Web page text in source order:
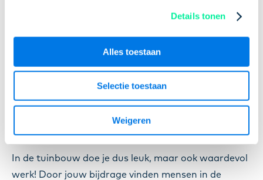
Details tonen
Alles toestaan
Selectie toestaan
Weigeren
voor het milieu. Gelukkig hechten de meeste kwekers
Werken in de
tuinbouw
In de tuinbouw doe je dus leuk, maar ook waardevol
werk! Door jouw bijdrage vinden mensen in de